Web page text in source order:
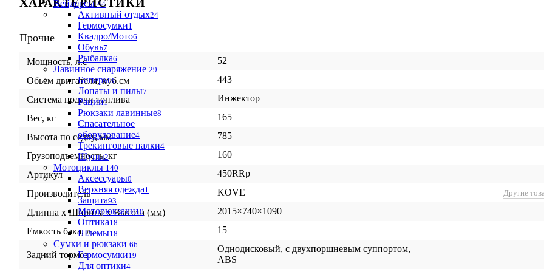
Вейдерсы 44
Активный отдых24
Гермосумки1
Квадро/Мото6
Обувь7
Рыбалка6
Лавинное снаряжение 29
Биперы3
Лопаты и пилы7
Рации1
Рюкзаки лавинные8
Спасательное
оборудование4
Трекинговые палки4
Щупы2
Мотоциклы 140
Аксессуары0
Верхняя одежда1
Защита93
Моторюкзаки10
Оптика18
Шлемы18
Сумки и рюкзаки 66
Гермосумки19
Для оптики4
Прочие
Мощность, л.с
52
Обьем двигателя, куб.см
443
Система подачи топлива
Инжектор
Вес, кг
165
Высота по седлу, мм
785
Грузоподъемность, кг
160
Артикул
450RRp
Производитель
KOVE Другие
Длинна х Ширина х Высота (мм)
2015×740×1090
Емкость бака, л.
15
Задний тормоз
Однодисковый, с двухпоршневым суппортом,
ABS